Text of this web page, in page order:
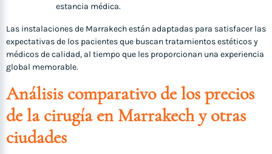
estancia médica.
Las instalaciones de Marrakech están adaptadas para satisfacer las
expectativas de los pacientes que buscan tratamientos estéticos y
médicos de calidad, al tiempo que les proporcionan una experiencia
global memorable.
Análisis comparativo de los precios
de la cirugía en Marrakech y otras
ciudades